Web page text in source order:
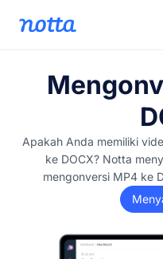
Apakah Anda memiliki
ke DOCX? Notta
mengonversi MP4 ke